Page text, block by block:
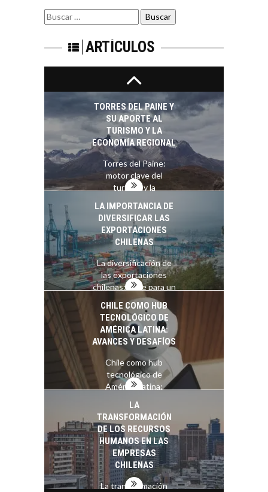
Buscar
por:
ARTÍCULOS
alternativas que
trascienden el
EL CRECIMIENTO DE
LOS SERVICIOS
EXPORTADOS DESDE
CHILE
El auge de las
servicios digitales en
Chile:…
TORRES DEL PAINE Y
SU APORTE AL
TURISMO Y LA
ECONOMÍA REGIONAL
Torres del Paine:
motor clave del
turismo y la
LA IMPORTANCIA DE
DIVERSIFICAR LAS
EXPORTACIONES
CHILENAS
La diversificación de
las exportaciones
chilenas: clave para un
crecimiento…
CHILE COMO HUB
TECNOLÓGICO DE
AMÉRICA LATINA:
AVANCES Y DESAFÍOS
Chile como hub
tecnológico de
América Latina:
LA
TRANSFORMACIÓN
DE LOS RECURSOS
HUMANOS EN LAS
EMPRESAS
CHILENAS
La transformación